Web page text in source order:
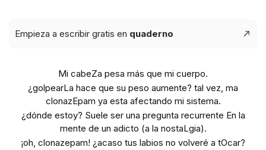
Empieza a escribir gratis en quaderno
Mi cabeZa pesa más que mi cuerpo.
¿golpearLa hace que su peso aumente? tal vez, ma
clonazEpam ya esta afectando mi sistema.
¿dónde estoy? Suele ser una pregunta recurrente En la
mente de un adicto (a la nostaLgia).
¡oh, clonazepam! ¿acaso tus labios no volveré a tOcar?